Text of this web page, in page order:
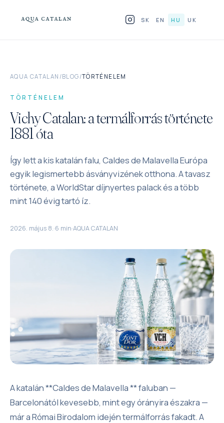
SK EN HU UK
MIÉRT ÜVEG
BLOG
HOL TALÁL MEG
KAPCSOLAT
AQUA CATALAN /BLOG /TÖRTÉNELEM
TÖRTÉNELEM
Vichy Catalan: a termálforrás története
1881 óta
Így lett a kis katalán falu, Caldes de Malavella Európa
egyik legismertebb ásványvizének otthona. A tavasz
története, a WorldStar díjnyertes palack és a több
mint 140 évig tartó íz.
2026. május 8.·6 min·AQUA CATALAN
A katalán **Caldes de Malavella ** faluban —
Barcelonától kevesebb, mint egy órányira északra —
már a Római Birodalom idején termálforrás fakadt. A